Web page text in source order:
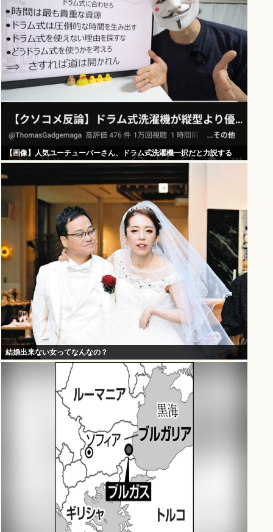
【画像】人気ユーチューバーさん、ドラム式洗濯機一択だと力説する
結婚出来ない女ってなんなの？